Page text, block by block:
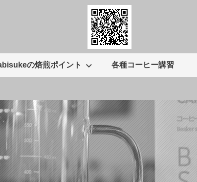
の焙煎ポイント 各種コーヒー講習